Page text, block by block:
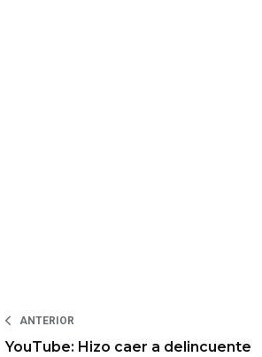
ANTERIOR
YouTube: Hizo caer a delincuente